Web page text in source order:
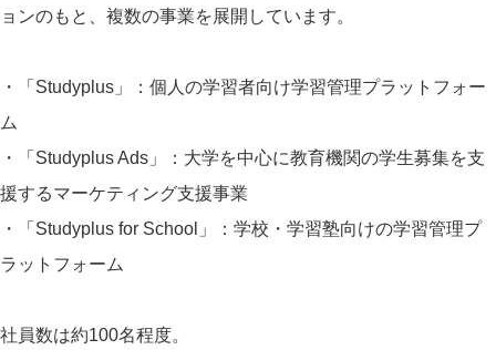
ョンのもと、複数の事業を展開しています。
・「Studyplus」：個人の学習者向け学習管理プラットフォー
ム
・「Studyplus Ads」：大学を中心に教育機関の学生募集を支
援するマーケティング支援事業
・「Studyplus for School」：学校・学習塾向けの学習管理プ
ラットフォーム
社員数は約100名程度。